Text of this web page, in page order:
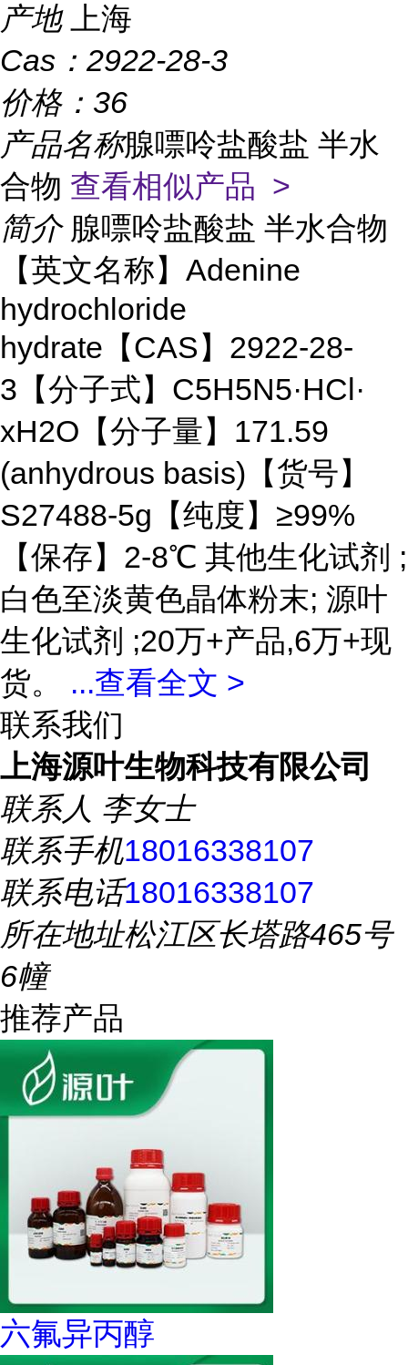
产地
上海
Cas： 2922-28-3
价格： 36
产品名称腺嘌呤盐酸盐 半水
合物 查看相似产品 >
简介 腺嘌呤盐酸盐 半水合物
【英文名称】Adenine
hydrochloride
hydrate【CAS】2922-28-
3【分子式】C5H5N5·HCl·
xH2O【分子量】171.59
(anhydrous basis)【货号】
S27488-5g【纯度】≥99%
【保存】2-8℃ 其他生化试剂 ;
白色至淡黄色晶体粉末; 源叶
生化试剂 ;20万+产品,6万+现
货。 ...查看全文 >
联系我们
上海源叶生物科技有限公司
联系人 李女士
联系手机18016338107
联系电话18016338107
所在地址松江区长塔路465号
6幢
推荐产品
六氟异丙醇